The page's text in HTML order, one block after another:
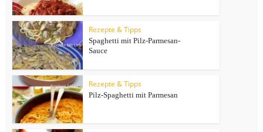
Rezepte & Tipps
Spaghetti mit Pilz-Parmesan-
Sauce
Rezepte & Tipps
Pilz-Spaghetti mit Parmesan